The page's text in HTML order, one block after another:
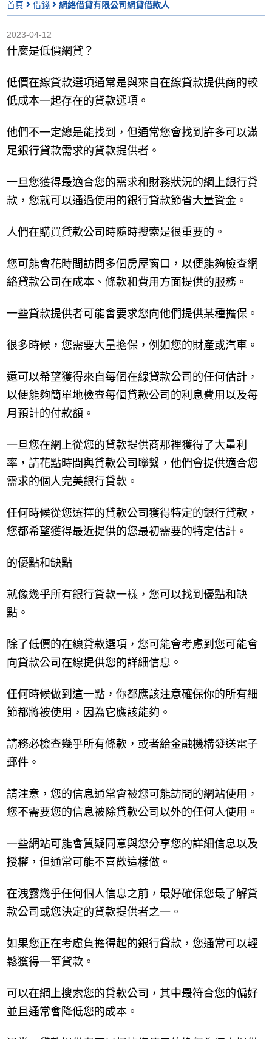
首頁 借錢 網絡借貸有限公司網貸借款人
2023-04-12
什麼是低價網貸？
低價在線貸款選項通常是與來自在線貸款提供商的較
低成本一起存在的貸款選項。
他們不一定總是能找到，但通常您會找到許多可以滿
足銀行貸款需求的貸款提供者。
一旦您獲得最適合您的需求和財務狀況的網上銀行貸
款，您就可以通過使用的銀行貸款節省大量資金。
人們在購買貸款公司時隨時搜索是很重要的。
您可能會花時間訪問多個房屋窗口，以便能夠檢查網
絡貸款公司在成本、條款和費用方面提供的服務。
一些貸款提供者可能會要求您向他們提供某種擔保。
很多時候，您需要大量擔保，例如您的財產或汽車。
還可以希望獲得來自每個在線貸款公司的任何估計，
以便能夠簡單地檢查每個貸款公司的利息費用以及每
月預計的付款額。
一旦您在網上從您的貸款提供商那裡獲得了大量利
率，請花點時間與貸款公司聯繫，他們會提供適合您
需求的個人完美銀行貸款。
任何時候從您選擇的貸款公司獲得特定的銀行貸款，
您都希望獲得最近提供的您最初需要的特定估計。
的優點和缺點
就像幾乎所有銀行貸款一樣，您可以找到優點和缺
點。
除了低價的在線貸款選項，您可能會考慮到您可能會
向貸款公司在線提供您的詳細信息。
任何時候做到這一點，你都應該注意確保你的所有細
節都將被使用，因為它應該能夠。
請務必檢查幾乎所有條款，或者給金融機構發送電子
郵件。
請注意，您的信息通常會被您可能訪問的網站使用，
您不需要您的信息被除貸款公司以外的任何人使用。
一些網站可能會質疑同意與您分享您的詳細信息以及
授權，但通常可能不喜歡這樣做。
在洩露幾乎任何個人信息之前，最好確保您最了解貸
款公司或您決定的貸款提供者之一。
如果您正在考慮負擔得起的銀行貸款，您通常可以輕
鬆獲得一筆貸款。
可以在網上搜索您的貸款公司，其中最符合您的偏好
並且通常會降低您的成本。